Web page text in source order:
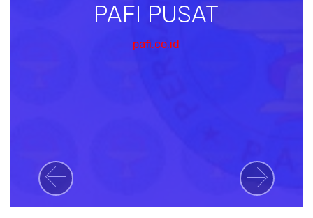
PAFI PUSAT
pafi.co.id
Previous Next